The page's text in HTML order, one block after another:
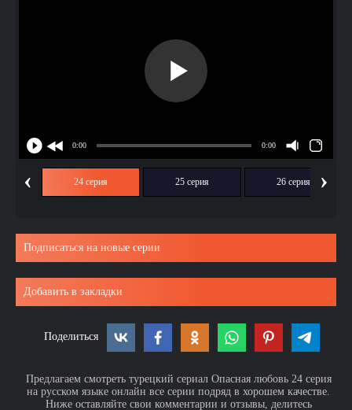
‹ 24 серия 25 серия 26 серия ›
Подписаться на новые серии
Добавить в закладки
Поделиться
Предлагаем смотреть турецкий сериал Опасная любовь 24 серия
на русском языке онлайн все серии подряд в хорошем качестве.
Ниже оставляйте свои комментарии и отзывы, делитесь